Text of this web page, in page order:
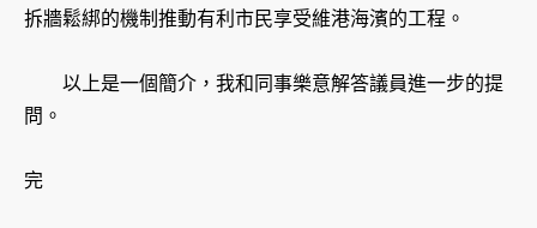
拆牆鬆綁的機制推動有利市民享受維港海濱的工程。
以上是一個簡介，我和同事樂意解答議員進一步的提
問。
完